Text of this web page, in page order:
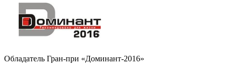
Обладатель Гран-при «Доминант-2016»